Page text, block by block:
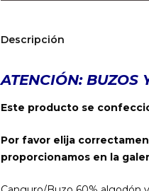
cantidad
Descripción
ATENCIÓN: BUZOS
Este producto se
Por favor elija
proporcionamos en la